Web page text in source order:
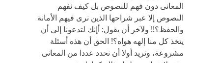
المعانى دون فهم للنصوص بل كيف نفهم
النصوص إلا عبر شراحها الذين نرى فيهم الأمانة
والحفظ؟!! ولآخر أن يقول: أإنك لتدعونا إلى أن
يتخذ كل منا إلهه هواه؟! الحق أن هذه أسئلة
مشروعة، ونريد أولا أن نحدد عددا من المعانى